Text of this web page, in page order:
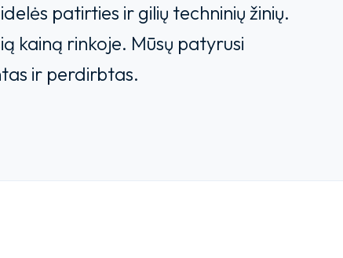
patirties ir gilių techninių žinių.
kainą rinkoje. Mūsų patyrusi
ir perdirbtas.